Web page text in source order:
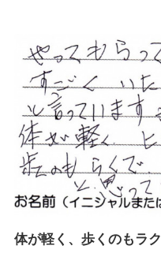
体が軽く、歩くのもラク